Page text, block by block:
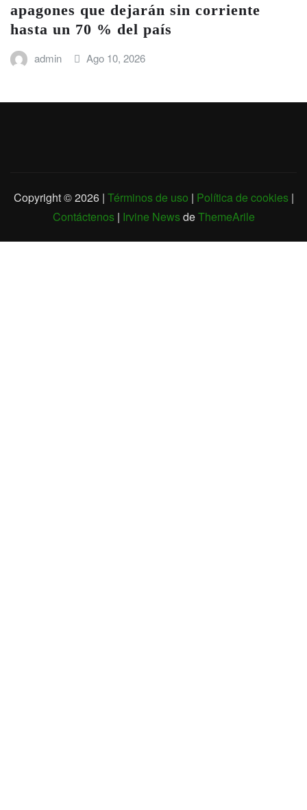
apagones que dejarán sin corriente
hasta un 70 % del país
admin Ago 10, 2026
Copyright © 2026 | Términos de uso | Política de cookies|
Contáctenos | Irvine NewsdeThemeArile